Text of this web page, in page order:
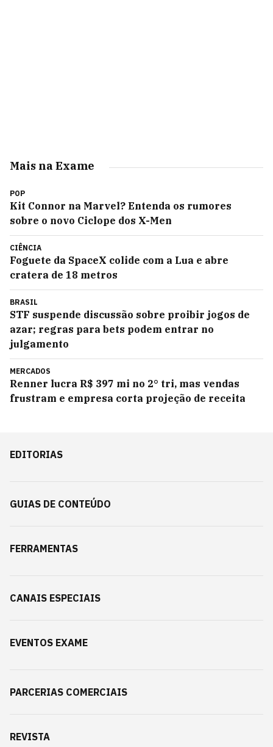
Mais na Exame
POP
Kit Connor na Marvel? Entenda os rumores
sobre o novo Ciclope dos X-Men
CIÊNCIA
Foguete da SpaceX colide com a Lua e abre
cratera de 18 metros
BRASIL
STF suspende discussão sobre proibir jogos de
azar; regras para bets podem entrar no
julgamento
MERCADOS
Renner lucra R$ 397 mi no 2° tri, mas vendas
frustram e empresa corta projeção de receita
EDITORIAS
GUIAS DE CONTEÚDO
FERRAMENTAS
CANAIS ESPECIAIS
EVENTOS EXAME
PARCERIAS COMERCIAIS
REVISTA